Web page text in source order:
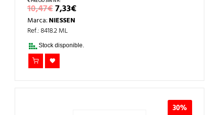
10,47€EL
PRECIO
ORIGINAL
ERA:
10,47€.
7,33€EL
PRECIO
7,33€.
Marca:NIESSEN
Ref.: 8418.2 ML
Stock disponible.
30%